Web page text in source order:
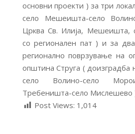
основни проекти ) за три
село Мешеишта-село
Црква Св. Илија, Мешеишта,
со регионален пат ) и за
регионално поврзување на
општина Струга ( доизградба
село Волино-село
Требеништа-село Мислешево
Post Views: 1,014